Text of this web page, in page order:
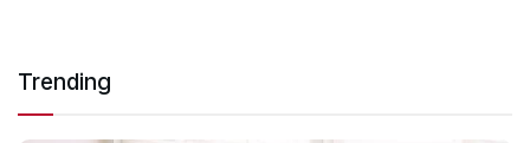
Trending